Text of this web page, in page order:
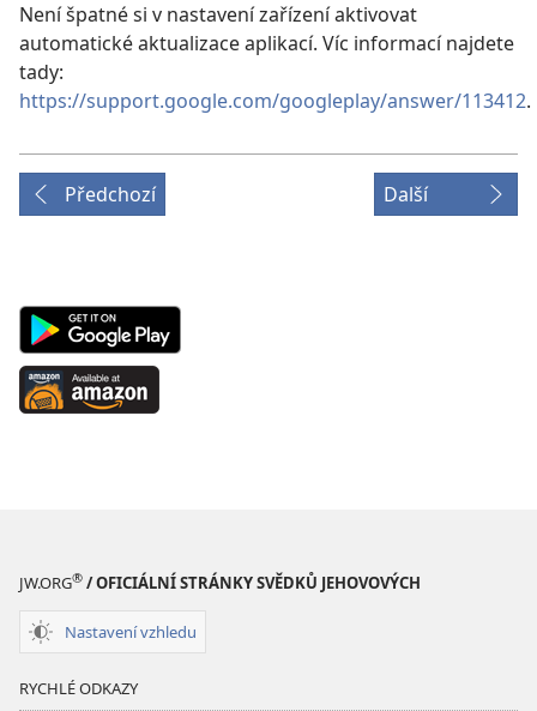
Není špatné si v nastavení zařízení aktivovat
automatické aktualizace aplikací. Víc informací najdete
tady:
https://support.google.com/googleplay/answer/113412.
Předchozí Další
Android
App
on
Google
Available
at
JW.ORG® / OFICIÁLNÍ STRÁNKY SVĚDKŮ JEHOVOVÝCH
Nastavení vzhledu
RYCHLÉ ODKAZY